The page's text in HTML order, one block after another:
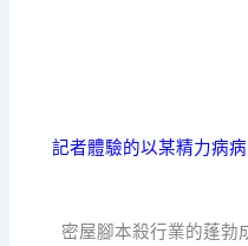
記者體驗的以某精力病
密屋腳本殺行業的蓬勃